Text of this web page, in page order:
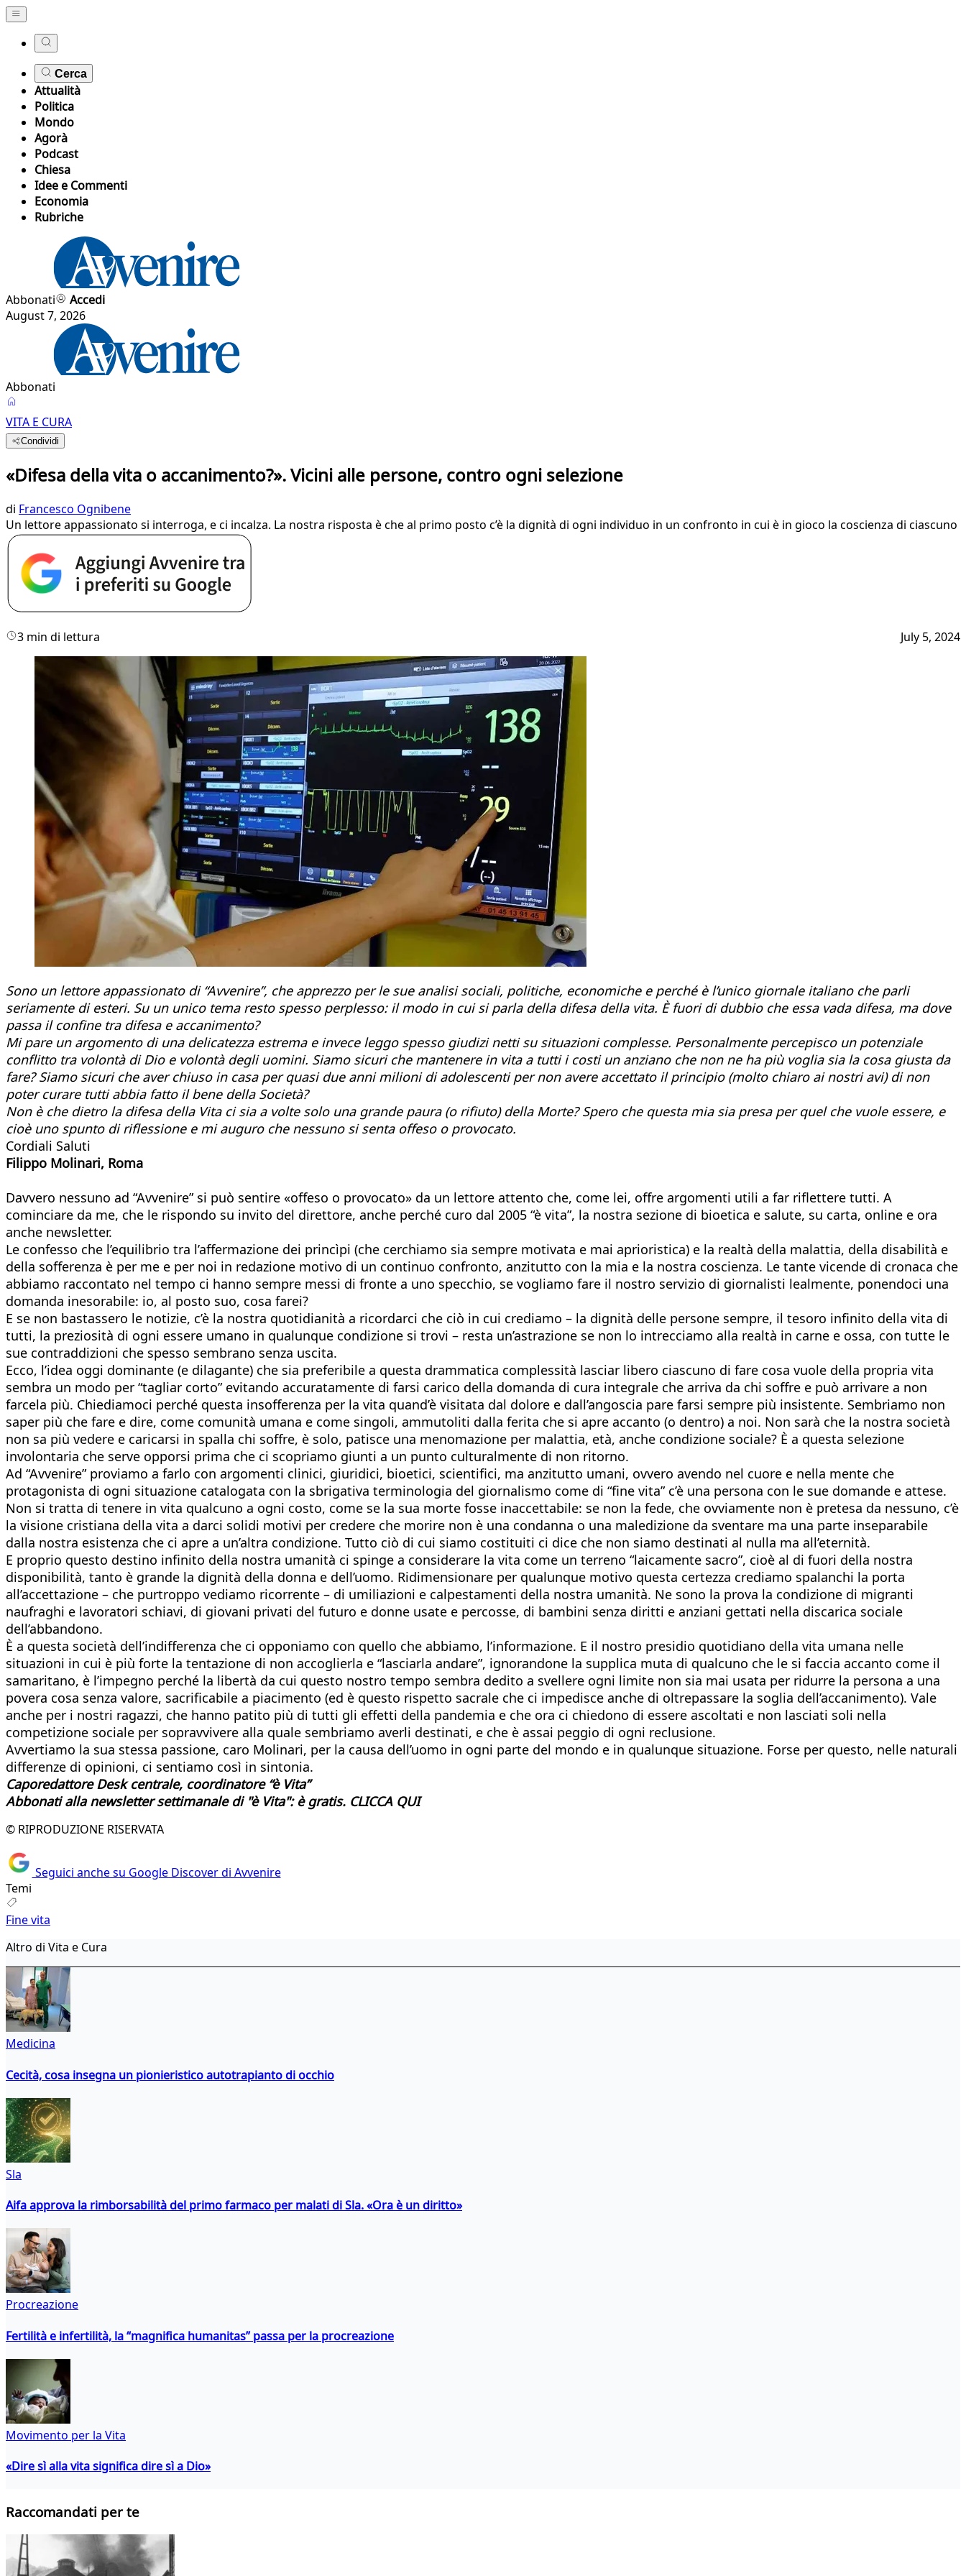
Cerca
Attualità
Politica
Mondo
Agorà
Podcast
Chiesa
Idee e Commenti
Economia
Rubriche
Abbonati
Accedi
August 7, 2026
Abbonati
VITA E CURA
Condividi
«Difesa della vita o accanimento?». Vicini alle persone, contro ogni selezione
di Francesco Ognibene
Un lettore appassionato si interroga, e ci incalza. La nostra risposta è che al primo posto c’è la dignità di ogni individuo in un confronto in cui è in gioco la coscienza di ciascuno
3 min di lettura July 5, 2024
Sono un lettore appassionato di “Avvenire”, che apprezzo per le sue analisi sociali, politiche, economiche e perché è l’unico giornale italiano che parli
seriamente di esteri. Su un unico tema resto spesso perplesso: il modo in cui si parla della difesa della vita. È fuori di dubbio che essa vada difesa, ma dove
passa il confine tra difesa e accanimento?
Mi pare un argomento di una delicatezza estrema e invece leggo spesso giudizi netti su situazioni complesse. Personalmente percepisco un potenziale
conflitto tra volontà di Dio e volontà degli uomini. Siamo sicuri che mantenere in vita a tutti i costi un anziano che non ne ha più voglia sia la cosa giusta da
fare? Siamo sicuri che aver chiuso in casa per quasi due anni milioni di adolescenti per non avere accettato il principio (molto chiaro ai nostri avi) di non
poter curare tutti abbia fatto il bene della Società?
Non è che dietro la difesa della Vita ci sia a volte solo una grande paura (o rifiuto) della Morte? Spero che questa mia sia presa per quel che vuole essere, e
cioè uno spunto di riflessione e mi auguro che nessuno si senta offeso o provocato.
Cordiali Saluti
Filippo Molinari, Roma
Davvero nessuno ad “Avvenire” si può sentire «offeso o provocato» da un lettore attento che, come lei, offre argomenti utili a far riflettere tutti. A
cominciare da me, che le rispondo su invito del direttore, anche perché curo dal 2005 “è vita”, la nostra sezione di bioetica e salute, su carta, online e ora
anche newsletter.
Le confesso che l’equilibrio tra l’affermazione dei princìpi (che cerchiamo sia sempre motivata e mai aprioristica) e la realtà della malattia, della disabilità e
della sofferenza è per me e per noi in redazione motivo di un continuo confronto, anzitutto con la mia e la nostra coscienza. Le tante vicende di cronaca che
abbiamo raccontato nel tempo ci hanno sempre messi di fronte a uno specchio, se vogliamo fare il nostro servizio di giornalisti lealmente, ponendoci una
domanda inesorabile: io, al posto suo, cosa farei?
E se non bastassero le notizie, c’è la nostra quotidianità a ricordarci che ciò in cui crediamo – la dignità delle persone sempre, il tesoro infinito della vita di
tutti, la preziosità di ogni essere umano in qualunque condizione si trovi – resta un’astrazione se non lo intrecciamo alla realtà in carne e ossa, con tutte le
sue contraddizioni che spesso sembrano senza uscita.
Ecco, l’idea oggi dominante (e dilagante) che sia preferibile a questa drammatica complessità lasciar libero ciascuno di fare cosa vuole della propria vita
sembra un modo per “tagliar corto” evitando accuratamente di farsi carico della domanda di cura integrale che arriva da chi soffre e può arrivare a non
farcela più. Chiediamoci perché questa insofferenza per la vita quand’è visitata dal dolore e dall’angoscia pare farsi sempre più insistente. Sembriamo non
saper più che fare e dire, come comunità umana e come singoli, ammutoliti dalla ferita che si apre accanto (o dentro) a noi. Non sarà che la nostra società
non sa più vedere e caricarsi in spalla chi soffre, è solo, patisce una menomazione per malattia, età, anche condizione sociale? È a questa selezione
involontaria che serve opporsi prima che ci scopriamo giunti a un punto culturalmente di non ritorno.
Ad “Avvenire” proviamo a farlo con argomenti clinici, giuridici, bioetici, scientifici, ma anzitutto umani, ovvero avendo nel cuore e nella mente che
protagonista di ogni situazione catalogata con la sbrigativa terminologia del giornalismo come di “fine vita” c’è una persona con le sue domande e attese.
Non si tratta di tenere in vita qualcuno a ogni costo, come se la sua morte fosse inaccettabile: se non la fede, che ovviamente non è pretesa da nessuno, c’è
la visione cristiana della vita a darci solidi motivi per credere che morire non è una condanna o una maledizione da sventare ma una parte inseparabile
dalla nostra esistenza che ci apre a un’altra condizione. Tutto ciò di cui siamo costituiti ci dice che non siamo destinati al nulla ma all’eternità.
E proprio questo destino infinito della nostra umanità ci spinge a considerare la vita come un terreno “laicamente sacro”, cioè al di fuori della nostra
disponibilità, tanto è grande la dignità della donna e dell’uomo. Ridimensionare per qualunque motivo questa certezza crediamo spalanchi la porta
all’accettazione – che purtroppo vediamo ricorrente – di umiliazioni e calpestamenti della nostra umanità. Ne sono la prova la condizione di migranti
naufraghi e lavoratori schiavi, di giovani privati del futuro e donne usate e percosse, di bambini senza diritti e anziani gettati nella discarica sociale
dell’abbandono.
È a questa società dell’indifferenza che ci opponiamo con quello che abbiamo, l’informazione. E il nostro presidio quotidiano della vita umana nelle
situazioni in cui è più forte la tentazione di non accoglierla e “lasciarla andare”, ignorandone la supplica muta di qualcuno che le si faccia accanto come il
samaritano, è l’impegno perché la libertà da cui questo nostro tempo sembra dedito a svellere ogni limite non sia mai usata per ridurre la persona a una
povera cosa senza valore, sacrificabile a piacimento (ed è questo rispetto sacrale che ci impedisce anche di oltrepassare la soglia dell’accanimento). Vale
anche per i nostri ragazzi, che hanno patito più di tutti gli effetti della pandemia e che ora ci chiedono di essere ascoltati e non lasciati soli nella
competizione sociale per sopravvivere alla quale sembriamo averli destinati, e che è assai peggio di ogni reclusione.
Avvertiamo la sua stessa passione, caro Molinari, per la causa dell’uomo in ogni parte del mondo e in qualunque situazione. Forse per questo, nelle naturali
differenze di opinioni, ci sentiamo così in sintonia.
Caporedattore Desk centrale, coordinatore “è Vita”
Abbonati alla newsletter settimanale di "è Vita": è gratis. CLICCA QUI
© RIPRODUZIONE RISERVATA
Seguici anche su Google Discover di Avvenire
Temi
Fine vita
Altro di Vita e Cura
Medicina
Cecità, cosa insegna un pionieristico autotrapianto di occhio
Sla
Aifa approva la rimborsabilità del primo farmaco per malati di Sla. «Ora è un diritto»
Procreazione
Fertilità e infertilità, la “magnifica humanitas” passa per la procreazione
Movimento per la Vita
«Dire sì alla vita significa dire sì a Dio»
Raccomandati per te